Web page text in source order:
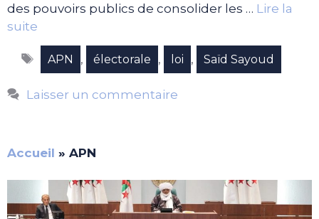
des pouvoirs publics de consolider les … Lire la
suite
Étiquettes
APN , électorale , loi , Saïd Sayoud
Laisser un commentaire
Accueil » APN